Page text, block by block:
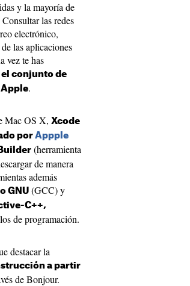
y la mayoría de
las redes
electrónico,
las aplicaciones
vez te has
el conjunto de
.
Mac OS X, Xcode
por Appple
(herramienta
de manera
además
GNU (GCC) y
C++,
de programación.
destacar la
a partir
de Bonjour.